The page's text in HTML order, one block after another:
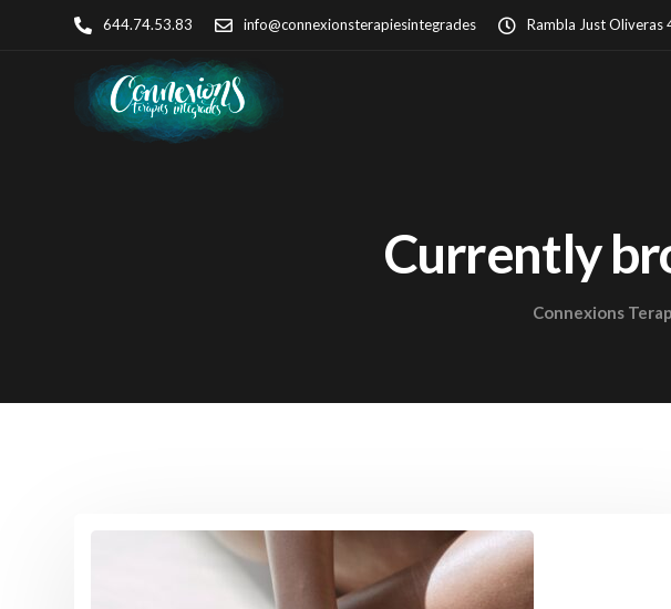
644.74.53.83 info@connexionsterapiesintegrades Rambla Just Oliveras
Currently
Connexions